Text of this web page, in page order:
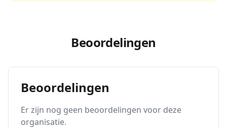
Beoordelingen
Beoordelingen
Er zijn nog geen beoordelingen voor deze
organisatie.